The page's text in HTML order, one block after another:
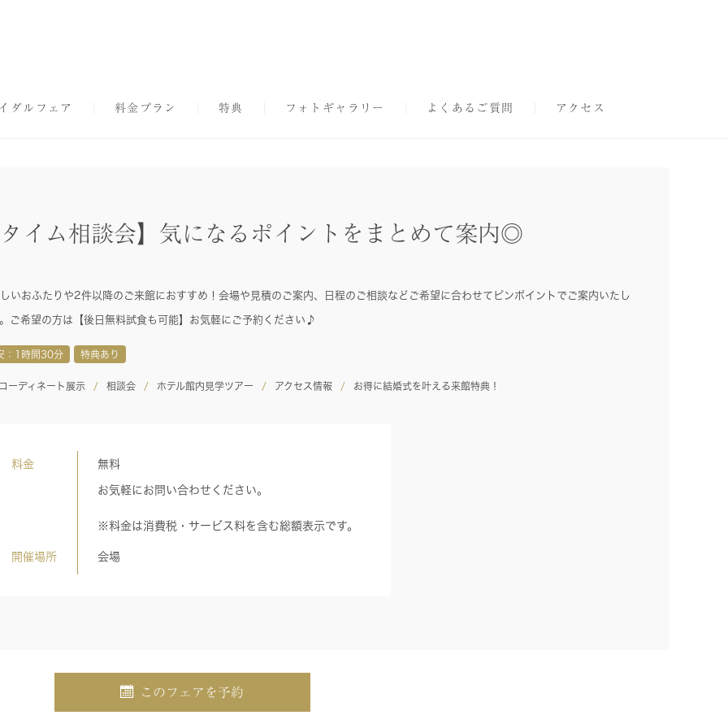
ダルフェア 料金プラン 特典 フォトギャラリー よくあるご質問 アクセス
イム相談会】気になるポイントをまとめて案内◎
いおふたりや2件以降のご来館におすすめ！会場や見積のご案内、日程のご相談などご希望に合わせてピンポイントでご案内いたし
ご希望の方は【後日無料試食も可能】お気軽にご予約ください♪
：1時間30分 特典あり
ーディネート展示 相談会 ホテル館内見学ツアー アクセス情報 お得に結婚式を叶える来館特典！
料金 無料
お気軽にお問い合わせください。
※料金は消費税・サービス料を含む総額表示です。
開催場所 会場
このフェアを予約